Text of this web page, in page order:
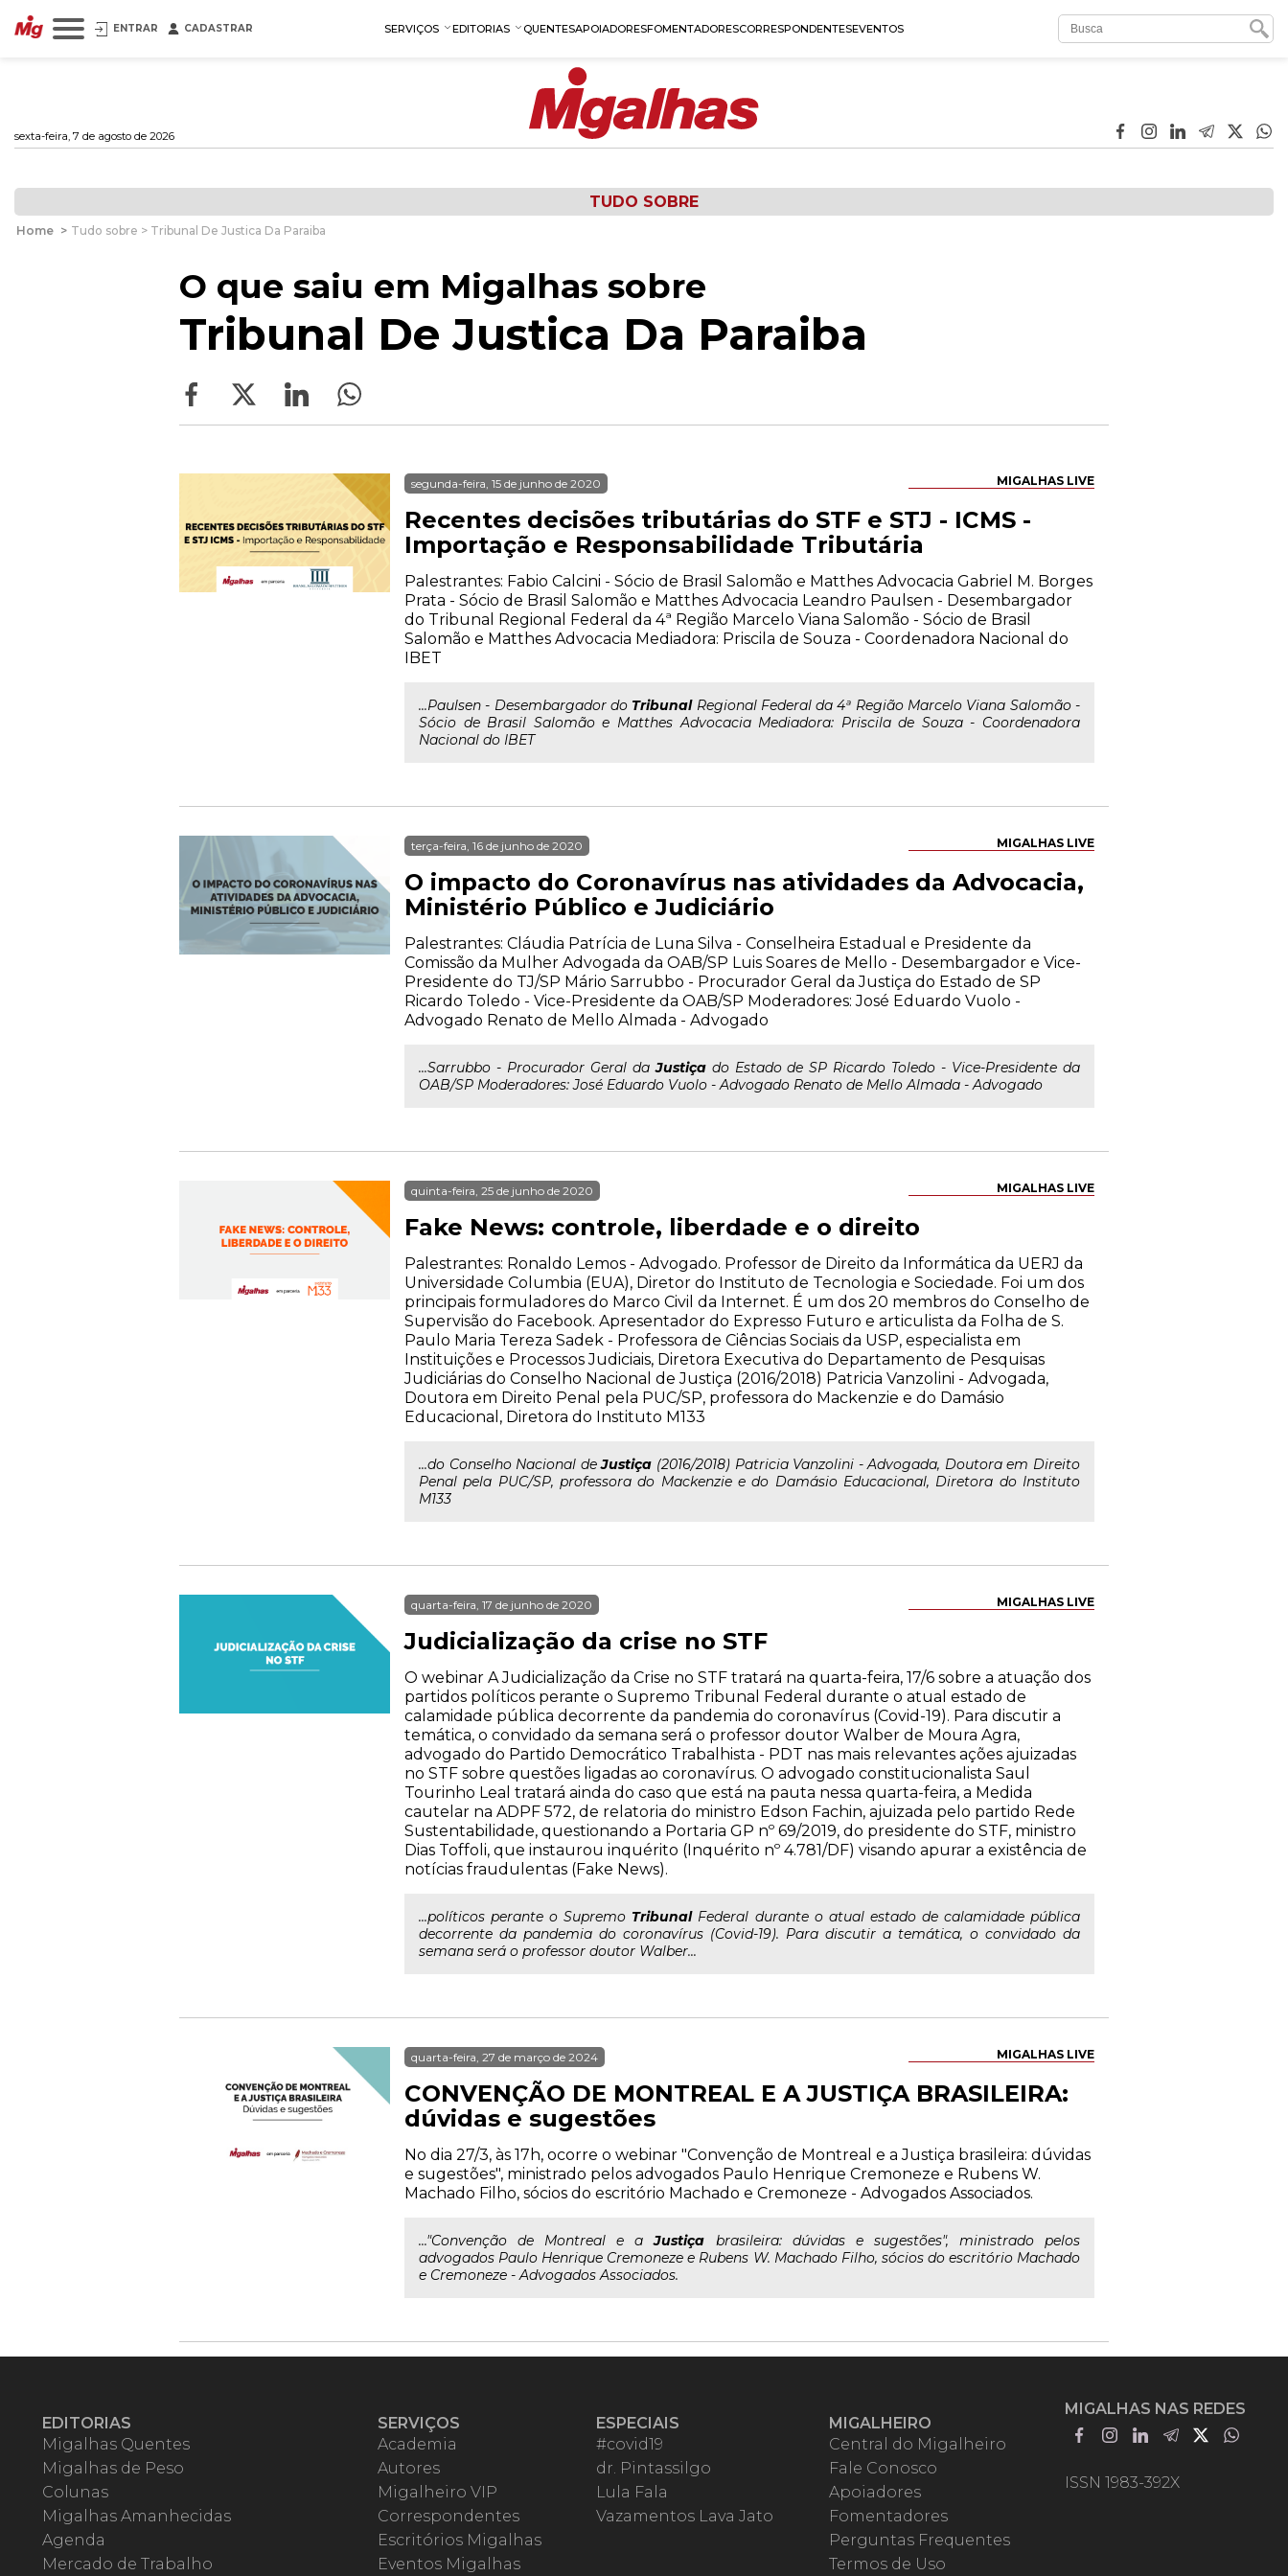
ENTRAR CADASTRAR SERVIÇOS EDITORIAS QUENTESAPOIADORESFOMENTADORESCORRESPONDENTESEVENTOS
sexta-feira, 7 de agosto de 2026
TUDO SOBRE
Home > Tudo sobre > Tribunal De Justica Da Paraiba
O que saiu em Migalhas sobre
Tribunal De Justica Da Paraiba
MIGALHAS LIVE
segunda-feira, 15 de junho de 2020
Recentes decisões tributárias do STF e STJ - ICMS -
Importação e Responsabilidade Tributária
Palestrantes: Fabio Calcini - Sócio de Brasil Salomão e Matthes Advocacia Gabriel M. Borges
Prata - Sócio de Brasil Salomão e Matthes Advocacia Leandro Paulsen - Desembargador
do Tribunal Regional Federal da 4ª Região Marcelo Viana Salomão - Sócio de Brasil
Salomão e Matthes Advocacia Mediadora: Priscila de Souza - Coordenadora Nacional do
IBET
...Paulsen - Desembargador do TribunalRegional Federal da 4ª Região Marcelo Viana Salomão -
Sócio de Brasil Salomão e Matthes Advocacia Mediadora: Priscila de Souza - Coordenadora
Nacional do IBET
MIGALHAS LIVE
terça-feira, 16 de junho de 2020
O impacto do Coronavírus nas atividades da Advocacia,
Ministério Público e Judiciário
Palestrantes: Cláudia Patrícia de Luna Silva - Conselheira Estadual e Presidente da
Comissão da Mulher Advogada da OAB/SP Luis Soares de Mello - Desembargador e Vice-
Presidente do TJ/SP Mário Sarrubbo - Procurador Geral da Justiça do Estado de SP
Ricardo Toledo - Vice-Presidente da OAB/SP Moderadores: José Eduardo Vuolo -
Advogado Renato de Mello Almada - Advogado
...Sarrubbo - Procurador Geral daJustiçado Estado de SP Ricardo Toledo - Vice-Presidente da
OAB/SP Moderadores: José Eduardo Vuolo - Advogado Renato de Mello Almada - Advogado
MIGALHAS LIVE
quinta-feira, 25 de junho de 2020
Fake News: controle, liberdade e o direito
Palestrantes: Ronaldo Lemos - Advogado. Professor de Direito da Informática da UERJ da
Universidade Columbia (EUA), Diretor do Instituto de Tecnologia e Sociedade. Foi um dos
principais formuladores do Marco Civil da Internet. É um dos 20 membros do Conselho de
Supervisão do Facebook. Apresentador do Expresso Futuro e articulista da Folha de S.
Paulo Maria Tereza Sadek - Professora de Ciências Sociais da USP, especialista em
Instituições e Processos Judiciais, Diretora Executiva do Departamento de Pesquisas
Judiciárias do Conselho Nacional de Justiça (2016/2018) Patricia Vanzolini - Advogada,
Doutora em Direito Penal pela PUC/SP, professora do Mackenzie e do Damásio
Educacional, Diretora do Instituto M133
...do Conselho Nacional deJustiça (2016/2018) Patricia Vanzolini - Advogada, Doutora em Direito
Penal pela PUC/SP, professora do Mackenzie e do Damásio Educacional, Diretora do Instituto
M133
MIGALHAS LIVE
quarta-feira, 17 de junho de 2020
Judicialização da crise no STF
O webinar A Judicialização da Crise no STF tratará na quarta-feira, 17/6 sobre a atuação dos
partidos políticos perante o Supremo Tribunal Federal durante o atual estado de
calamidade pública decorrente da pandemia do coronavírus (Covid-19). Para discutir a
temática, o convidado da semana será o professor doutor Walber de Moura Agra,
advogado do Partido Democrático Trabalhista - PDT nas mais relevantes ações ajuizadas
no STF sobre questões ligadas ao coronavírus. O advogado constitucionalista Saul
Tourinho Leal tratará ainda do caso que está na pauta nessa quarta-feira, a Medida
cautelar na ADPF 572, de relatoria do ministro Edson Fachin, ajuizada pelo partido Rede
Sustentabilidade, questionando a Portaria GP nº 69/2019, do presidente do STF, ministro
Dias Toffoli, que instaurou inquérito (Inquérito nº 4.781/DF) visando apurar a existência de
notícias fraudulentas (Fake News).
...políticos perante o Supremo TribunalFederal durante o atual estado de calamidade pública
decorrente da pandemia do coronavírus (Covid-19). Para discutir a temática, o convidado da
semana será o professor doutor Walber...
MIGALHAS LIVE
quarta-feira, 27 de março de 2024
CONVENÇÃO DE MONTREAL E A JUSTIÇA BRASILEIRA:
dúvidas e sugestões
No dia 27/3, às 17h, ocorre o webinar "Convenção de Montreal e a Justiça brasileira: dúvidas
e sugestões", ministrado pelos advogados Paulo Henrique Cremoneze e Rubens W.
Machado Filho, sócios do escritório Machado e Cremoneze - Advogados Associados.
..."Convenção de Montreal e aJustiça brasileira: dúvidas e sugestões", ministrado pelos
advogados Paulo Henrique Cremoneze e Rubens W. Machado Filho, sócios do escritório Machado
e Cremoneze - Advogados Associados.
EDITORIAS
Migalhas Quentes
Migalhas de Peso
Colunas
Migalhas Amanhecidas
Agenda
Mercado de Trabalho
SERVIÇOS
Academia
Autores
Migalheiro VIP
Correspondentes
Escritórios Migalhas
Eventos Migalhas
ESPECIAIS
#covid19
dr. Pintassilgo
Lula Fala
Vazamentos Lava Jato
MIGALHEIRO
Central do Migalheiro
Fale Conosco
Apoiadores
Fomentadores
Perguntas Frequentes
Termos de Uso
MIGALHAS NAS REDES
ISSN 1983-392X